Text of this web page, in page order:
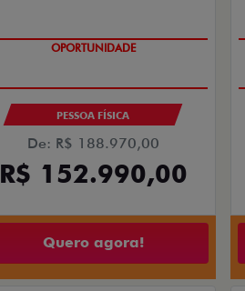
OPORTUNIDADE
PESSOA FÍSICA
De: R$ 188.970,00
R$ 152.990,00
Quero agora!